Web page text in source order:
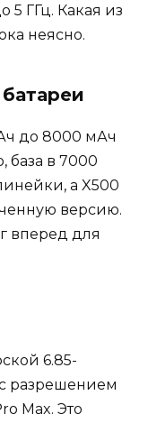
5 ГГц. Какая из
неясно.
до 8000 мАч
база в 7000
а X500
версию.
вперед для
6.85-
разрешением
Max. Это